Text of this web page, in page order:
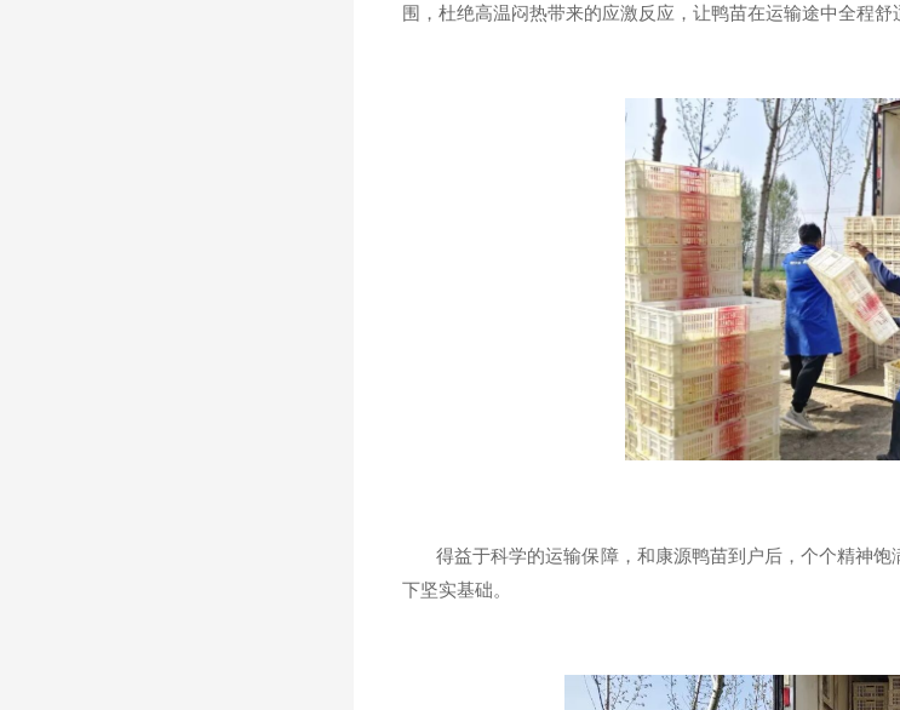
围，杜绝高温闷热带来的应激反应，让鸭苗在运输途中全程舒
得益于科学的运输保障，和康源鸭苗到户后，个个精神饱
下坚实基础。